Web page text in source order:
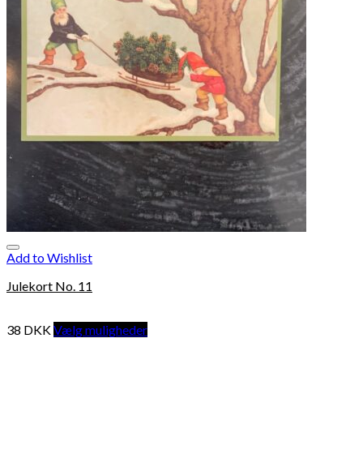
Add to Wishlist
Julekort No. 11
38 DKKVælg muligheder